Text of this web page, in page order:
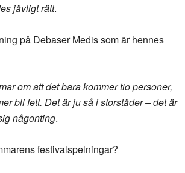
jävligt rätt.
på Debaser Medis som är hennes
om att det bara kommer tio personer,
bli fett. Det är ju så i storstäder – det är
någonting.
festivalspelningar?